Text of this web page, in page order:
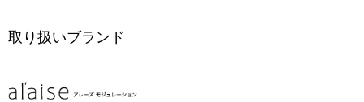
取り扱いブランド